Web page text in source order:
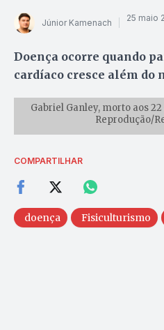
Júnior Kamenach 25 maio
Doença ocorre quando
cardíaco cresce além do
Gabriel Ganley, morto aos
Reprodução/
COMPARTILHAR
doença Fisiculturismo